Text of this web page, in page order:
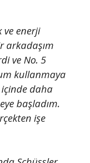
ve enerji
arkadaşım
ve No. 5
kullanmaya
daha
başladım.
işe